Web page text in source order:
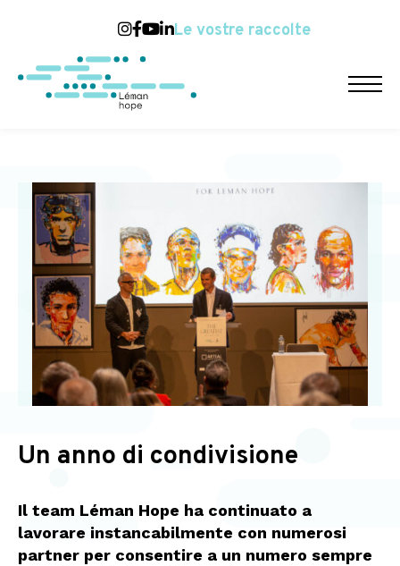
Le vostre raccolte
Un anno di condivisione
Il team Léman Hope ha continuato a
lavorare instancabilmente con numerosi
partner per consentire a un numero sempre